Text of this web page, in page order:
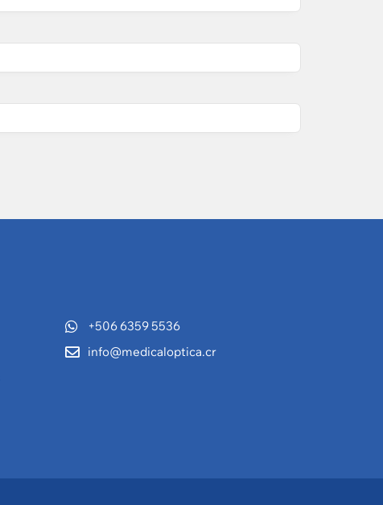
+506 6359 5536
info@medicaloptica.cr